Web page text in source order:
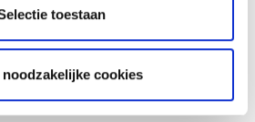
toestaan
noodzakelijke cookies